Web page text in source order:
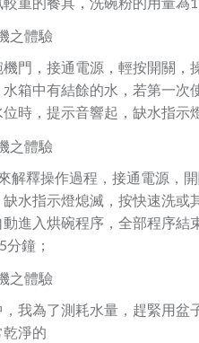
門，接通電源，輕按開關
箱中有結餘的水，若第一
時，提示音響起，缺水指示
解釋操作過程，接通電源，
水指示燈熄滅，按快速洗
進入烘碗程序，全部程序
鐘；
我為了測耗水量，趕緊用盆
淨的